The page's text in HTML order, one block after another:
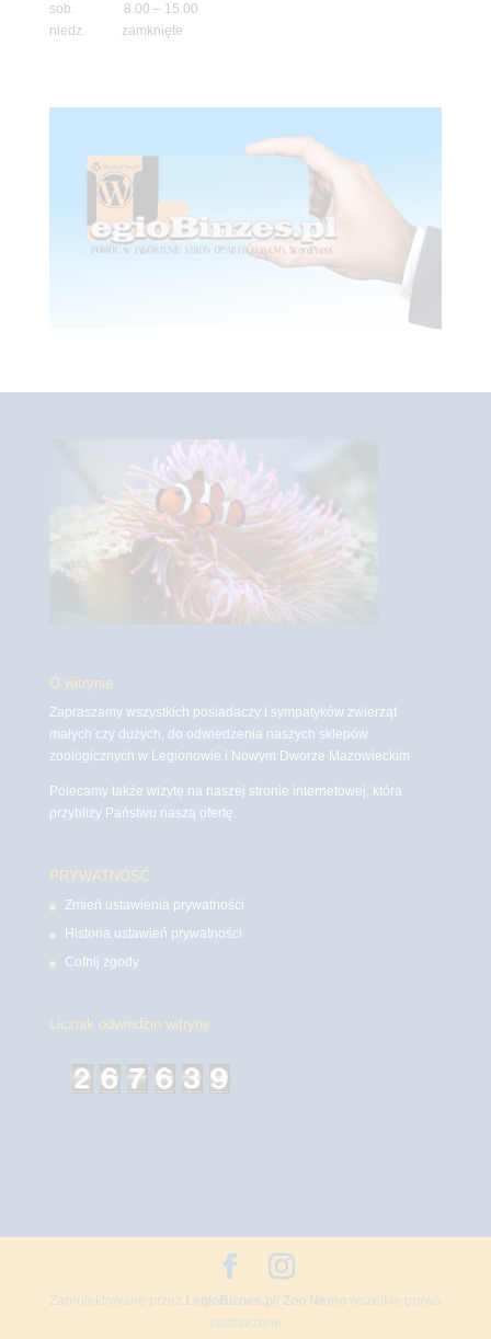
sob. 8.00 – 15.00
niedz. zamknięte
O witrynie
Zapraszamy wszystkich posiadaczy i sympatyków zwierząt
małych czy dużych, do odwiedzenia naszych sklepów
zoologicznych w Legionowie i Nowym Dworze Mazowieckim
Polecamy także wizytę na naszej stronie internetowej, która
przybliży Państwu naszą ofertę.
PRYWATNOŚĆ
Zmień ustawienia prywatności
Historia ustawień prywatności
Cofnij zgody
Licznik odwiedzin witryny
Zaprojektowane przez LegioBiznes.pl/ Zoo Nemowszelkie prawa
zastrzeżone